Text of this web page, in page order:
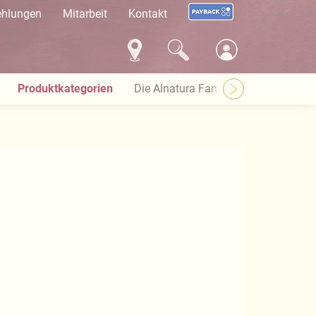
Mitarbeit Kontakt
Produktkategorien Die Alnatura Familie